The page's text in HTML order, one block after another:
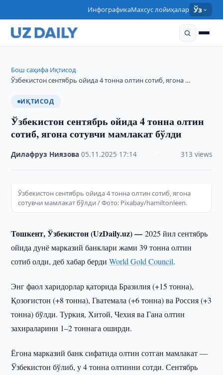
ИнфографикаМахсус лойиҳалар Ўз
Бош саҳифа›Иқтисод›
Ўзбекистон сентябрь ойида 4 тонна олтин сотиб, ягона …
ИҚТИСОД
Ўзбекистон сентябрь ойида 4 тонна олтин
сотиб, ягона сотувчи мамлакат бўлди
Дилафруз Ниязова ·05.11.2025 17:14 313 views
Ўзбекистон сентябрь ойида 4 тонна олтин сотиб, ягона
сотувчи мамлакат бўлди / Фото: Pixabay/hamiltonleen.
Тошкент, Ўзбекистон (UzDaily.uz) —2025 йил сентябрь
ойида дунё марказий банклари жами 39 тонна олтин
сотиб олди, деб хабар бердиWorld Gold Council.
Энг фаол харидорлар қаторида Бразилия (+15 тонна),
Қозоғистон (+8 тонна), Гватемала (+6 тонна) ва Россия (+3
тонна) бўлди. Туркия, Хитой, Чехия ва Гана олтин
захираларини 1–2 тоннага оширди.
Ёгона марказий банк сифатида олтин сотган мамлакат —
Ўзбекистон бўлиб, у 4 тонна олтинни сотди. Сентябрь